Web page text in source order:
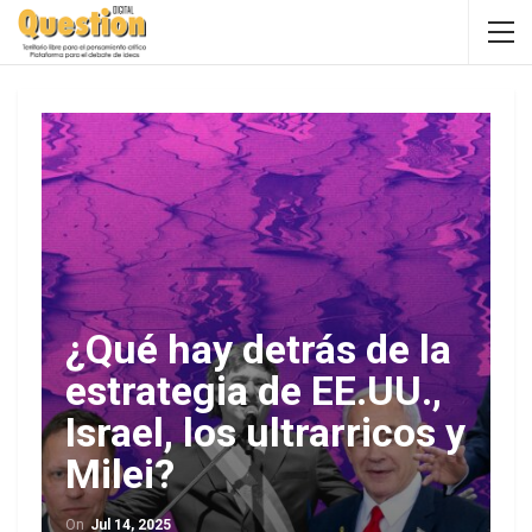
¿Qué hay detrás de la
estrategia de EE.UU.,
Israel, los ultrarricos y
Milei?
OnJul 14, 2025